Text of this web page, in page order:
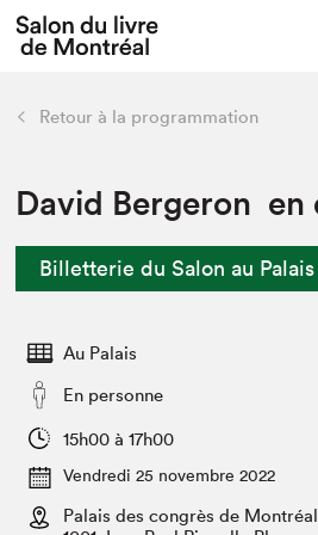
Espace médias
Espace exposant⋅e⋅s
Tout sur l'édition 2022
Actualités
Vidéos et Balados
Club de lecture
retour
Édition 2022
Nous connaître
Projets partenaires 2022
Archives
Liens pratiques
Retour à la programmation
David Bergeron en
Billetterie du Salon au Palais
Au Palais
En personne
15h00 à 17h00
Vendredi 25 novembre 2022
Palais des congrès de Montréal